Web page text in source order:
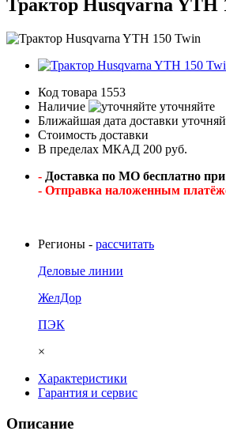
Трактор Husqvarna YTH
Код товара 1553
Наличие
уточняйте
Ближайшая дата доставки
Стоимость доставки
В пределах МКАД 200 руб.
- Доставка по МО бесплатно при
- Отправка наложенным
Регионы - рассчитать
Деловые линии
ЖелДор
ПЭК
×
Характеристики
Гарантия и сервис
Описание